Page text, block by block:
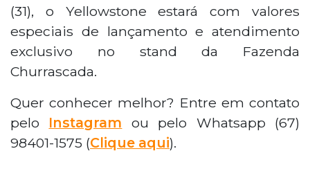
(31), o Yellowstone estará com valores
especiais de lançamento e atendimento
exclusivo no stand da Fazenda
Churrascada.
Quer conhecer melhor? Entre em contato
pelo Instagram ou pelo Whatsapp
(67)
98401-1575 (Clique aqui).